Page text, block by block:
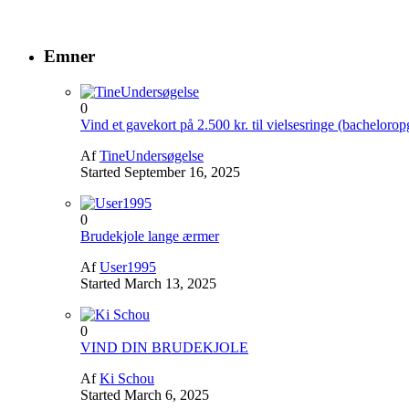
Emner
0
Vind et gavekort på 2.500 kr. til vielsesringe
AfTineUndersøgelse
Started September 16, 2025
0
Brudekjole lange ærmer
AfUser1995
Started March 13, 2025
0
VIND DIN BRUDEKJOLE
AfKi Schou
Started March 6, 2025